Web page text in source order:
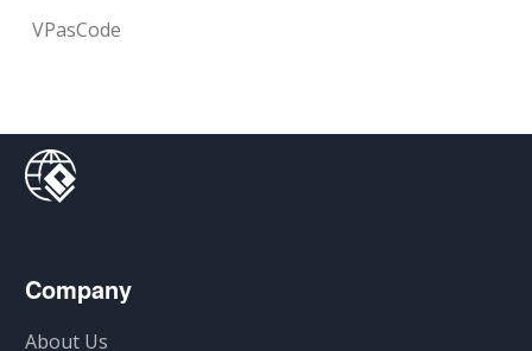
VPasCode
Company
About Us